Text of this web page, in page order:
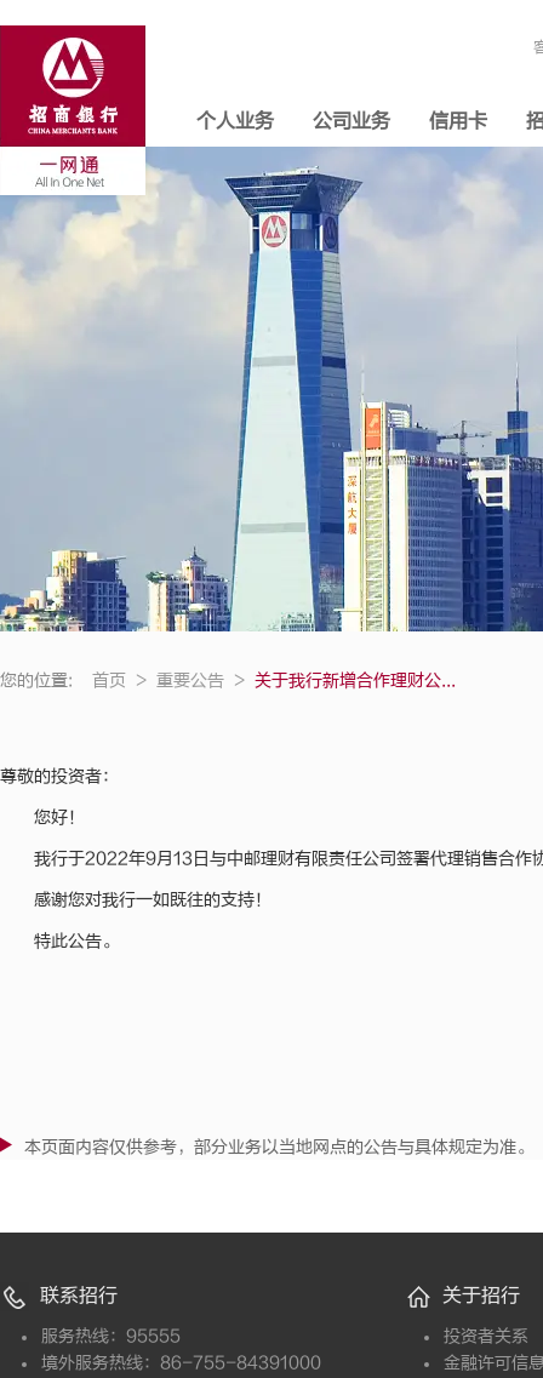
个人业务 公司业务 信用卡
您的位置: 首页 > 重要公告 > 关于我行新增合作理财公...
尊敬的投资者：
您好！
我行于2022年9月13日与中邮理财有限责任公司签署代理销售合作
感谢您对我行一如既往的支持！
特此公告。
本页面内容仅供参考，部分业务以当地网点的公告与具体规定为准。
联系招行
服务热线：95555
境外服务热线：86-755-84391000
关于招行
投资者关系
金融许可信